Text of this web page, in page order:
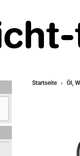
Startseite
Öl,